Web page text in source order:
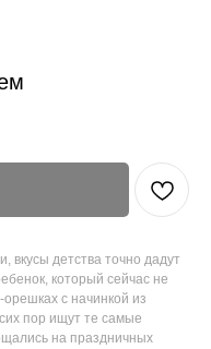
вкусы детства точно дадут
который сейчас не
с начинкой из
пор ищут те самые
на праздничных